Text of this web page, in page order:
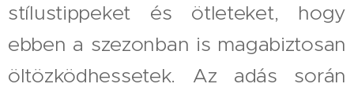
stílustippeket és ötleteket, hogy
ebben a szezonban is magabiztosan
öltözködhessetek. Az adás során